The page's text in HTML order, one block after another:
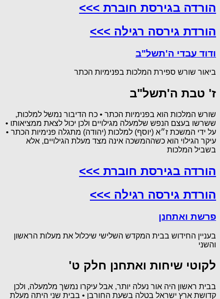
הורדה בגירסת חוברת >>>
הורדת גירסה רגילה >>>
ודוד עבדי ה'תשל"ב
ביאור שורש ספירת המלכות בפנימיות הכתר
ז' טבת ה'תשל"ב
שורש המלכות הוא בפנימיות הכתר • כח הדיבור נמשל למלכות,
ששרשו בעצם הנפש שלמעלה מגילויים ולכן יכול לצאת ממציאותו •
על ידי המשכת ז״א (יוסף) למלכות (יהודה) מתגלה פנימיות הכתר •
עיקר הגילוי הוא כשההמשכה אינה מצד מעלת הגילויים, אלא
בשביל המלכות
הורדה בגירסת חוברת >>>
הורדת גירסה רגילה >>>
פרשת ואתחנן
בעניין החידוש בבית המקדש השלישי שיכלול את מעלות הראשון
והשני
לקוטי שיחות ואתחנן חלק ט'
בבית ראשון היה אור נעלה יותר, אבל עיקרו נמשך מלמעלה, ולכן
קדושת ארץ ישראל בטלה בשעת החורבן • בבית שני היתה מעלת